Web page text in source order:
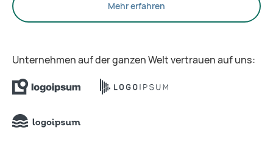
Mehr erfahren
Unternehmen auf der ganzen Welt vertrauen auf uns: